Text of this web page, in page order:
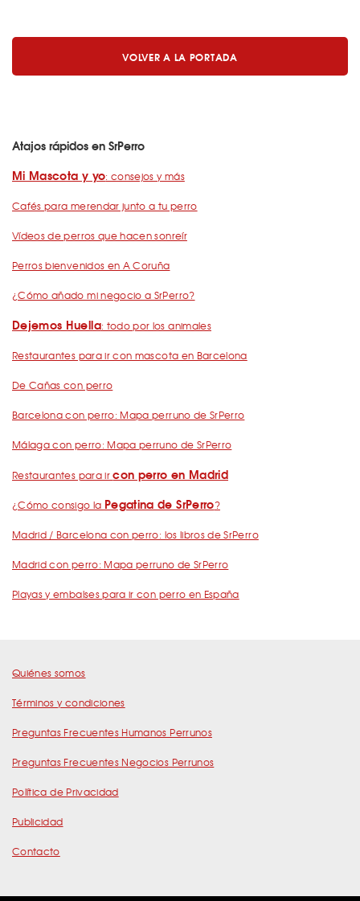
VOLVER A LA PORTADA
Atajos rápidos en SrPerro
Mi Mascota y yo: consejos y más
Cafés para merendar junto a tu perro
Vídeos de perros que hacen sonreír
Perros bienvenidos en A Coruña
¿Cómo añado mi negocio a SrPerro?
Dejemos Huella: todo por los animales
Restaurantes para ir con mascota en Barcelona
De Cañas con perro
Barcelona con perro: Mapa perruno de SrPerro
Málaga con perro: Mapa perruno de SrPerro
Restaurantes para ircon perro en Madrid
¿Cómo consigo la Pegatina de SrPerro?
Madrid / Barcelona con perro: los libros de SrPerro
Madrid con perro: Mapa perruno de SrPerro
Playas y embalses para ir con perro en España
Quiénes somos
Términos y condiciones
Preguntas Frecuentes Humanos Perrunos
Preguntas Frecuentes Negocios Perrunos
Política de Privacidad
Publicidad
Contacto